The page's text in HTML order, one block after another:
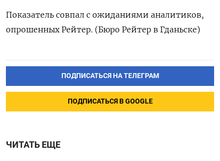
Показатель совпал с ожиданиями аналитиков,
опрошенных Рейтер. (Бюро Рейтер в Гданьске)
ПОДПИСАТЬСЯ НА ТЕЛЕГРАМ
ПОДПИСАТЬСЯ В GOOGLE
ЧИТАТЬ ЕЩЕ